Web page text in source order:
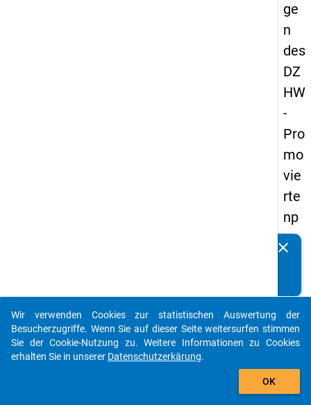
ge
n
des
DZ
HW
-
Pro
mo
vie
rte
np
an
14
-
fün
clear
auto_stories
add_shopping_cart
Wir verwenden Cookies zur statistischen Auswertung der
Besucherzugriffe. Wenn Sie auf dieser Seite weitersurfen stimmen
Sie der Cookie-Nutzung zu. Weitere Informationen zu Cookies
erhalten Sie in unserer Datenschutzerkärung.
OK